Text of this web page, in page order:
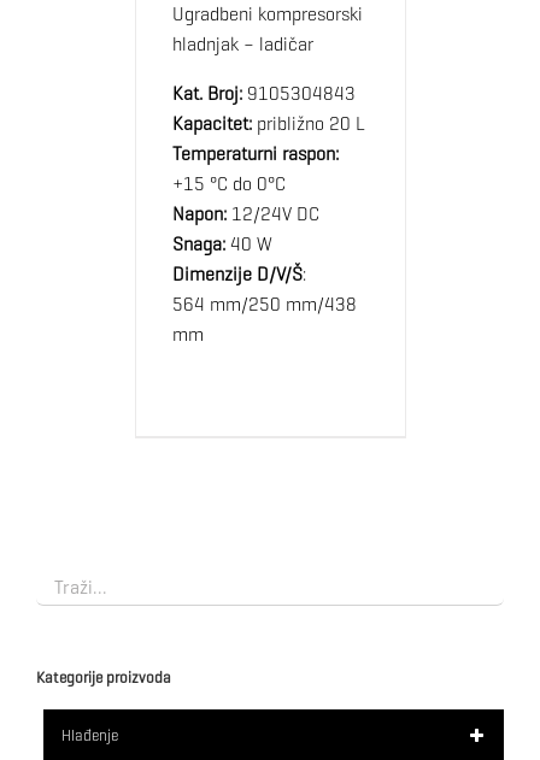
Ugradbeni kompresorski
hladnjak – ladičar
Kat. Broj:9105304843
Kapacitet:približno 20 L
Temperaturni raspon:
+15 °C do 0°C
Napon:12/24V DC
Snaga:40 W
Dimenzije D/V/Š:
564 mm/250 mm/438
mm
Kategorije proizvoda
Hlađenje